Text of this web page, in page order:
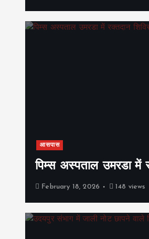
आसपास
पिम्स अस्पताल उमरडा में
February 18, 2026 148 views